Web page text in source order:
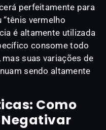
perfeitamente para
“tênis vermelho
é altamente utilizada
consome todo
suas variações de
sendo altamente
Como
Negativar